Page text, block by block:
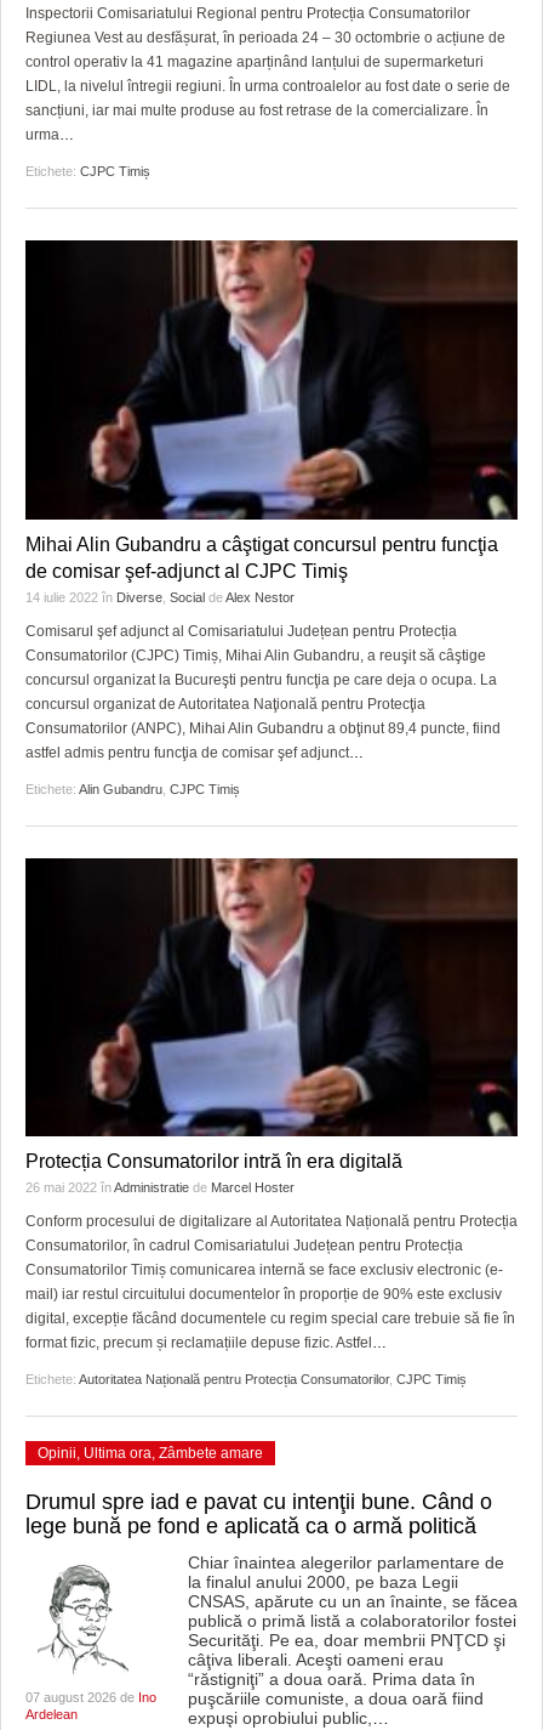
GRĂDINA TAICII DOMNULUI
ZIARISTU’ DE TERASĂ
CU OIŞTEA-N KIERKEGAARD
PE SURSE
CRONICĂ DE FILM
UNDE MERGEM
FILME DOCUMENTARE
JOCURI ONLINE
ACCIDENTE
ANUNŢURI
INFO SI UTILE
INVATAMANT
FILME DOCUMENTARE
CLIPURI VIDEO
JOCURI ONLINE
DIVERSE
FARMACII DIN TIMIŞOARA
HARTA TIMIŞOAREI
LICEE, ŞCOLI ŞI GRĂDINIŢE DIN TIMIŞ
PRIMĂRIILE DIN TIMIŞ
SFATUL MEDICULUI
SFATURI JURIDICE
Inspectorii Comisariatului Regional pentru Protecția Consumatorilor
Regiunea Vest au desfășurat, în perioada 24 – 30 octombrie o acțiune de
control operativ la 41 magazine aparținând lanțului de supermarketuri
LIDL, la nivelul întregii regiuni. În urma controalelor au fost date o serie de
sancțiuni, iar mai multe produse au fost retrase de la comercializare. În
urma…
Etichete: CJPC Timiș
Mihai Alin Gubandru a câştigat concursul pentru funcţia
de comisar şef-adjunct al CJPC Timiş
14 iulie 2022 în Diverse Social deAlex Nestor
Comisarul şef adjunct al Comisariatului Județean pentru Protecția
Consumatorilor (CJPC) Timiș, Mihai Alin Gubandru, a reuşit să câştige
concursul organizat la Bucureşti pentru funcţia pe care deja o ocupa. La
concursul organizat de Autoritatea Naţională pentru Protecţia
Consumatorilor (ANPC), Mihai Alin Gubandru a obţinut 89,4 puncte, fiind
astfel admis pentru funcţia de comisar şef adjunct…
Etichete: Alin Gubandru CJPC Timiș
Protecția Consumatorilor intră în era digitală
26 mai 2022 înAdministratie de Marcel Hoster
Conform procesului de digitalizare al Autoritatea Națională pentru Protecția
Consumatorilor, în cadrul Comisariatului Județean pentru Protecția
Consumatorilor Timiș comunicarea internă se face exclusiv electronic (e-
mail) iar restul circuitului documentelor în proporție de 90% este exclusiv
digital, excepție făcând documentele cu regim special care trebuie să fie în
format fizic, precum și reclamațiile depuse fizic. Astfel …
Etichete: Autoritatea Națională pentru Protecția Consumatorilor, CJPC Timiș
Opinii, Ultima ora, Zâmbete amare
Drumul spre iad e pavat cu intenţii bune. Când o
lege bună pe fond e aplicată ca o armă politică
07 august 2026 de Ino
Ardelean
Chiar înaintea alegerilor parlamentare de
la finalul anului 2000, pe baza Legii
CNSAS, apărute cu un an înainte, se făcea
publică o primă listă a colaboratorilor fostei
Securităţi. Pe ea, doar membrii PNŢCD şi
câţiva liberali. Aceşti oameni erau
“răstigniţi” a doua oară. Prima data în
puşcăriile comuniste, a doua oară fiind
expuşi oprobiului public,…